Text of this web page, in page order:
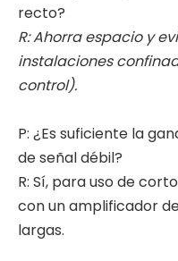
recto?
R: Ahorra espacio y
instalaciones
control).
P: ¿Es suficiente la
de señal débil?
R: Sí, para uso de
con un amplificador
largas.